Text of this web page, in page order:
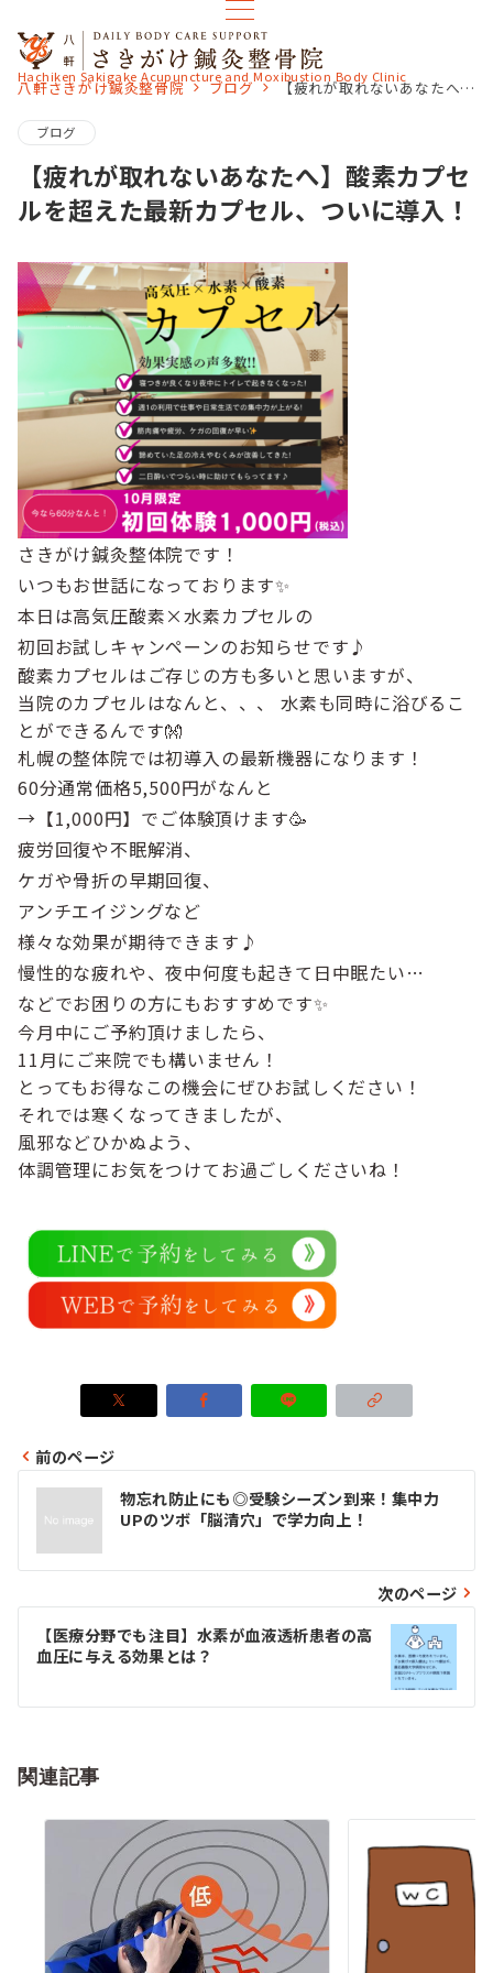
Hachiken Sakigake Acupuncture and Moxibustion Body Clinic
八軒さきがけ鍼灸整骨院 ブログ 【疲れが取れないあなたへ】酸素カプセルを超えた最新カプセル、ついに導入！
ブログ
【疲れが取れないあなたへ】酸素カプセ
ルを超えた最新カプセル、ついに導入！
さきがけ鍼灸整体院です！
いつもお世話になっております✨
本日は高気圧酸素×水素カプセルの
初回お試しキャンペーンのお知らせです♪
酸素カプセルはご存じの方も多いと思いますが、
当院のカプセルはなんと、、、 水素も同時に浴びるこ
とができるんです👐
札幌の整体院では初導入の最新機器になります！
60分通常価格5,500円がなんと
→【1,000円】でご体験頂けます🥳
疲労回復や不眠解消、
ケガや骨折の早期回復、
アンチエイジングなど
様々な効果が期待できます♪
慢性的な疲れや、夜中何度も起きて日中眠たい…
などでお困りの方にもおすすめです✨
今月中にご予約頂けましたら、
11月にご来院でも構いません！
とってもお得なこの機会にぜひお試しください！
それでは寒くなってきましたが、
風邪などひかぬよう、
体調管理にお気をつけてお過ごしくださいね！
投
ナ
ビ
ー
シ
ン
前のページ
物忘れ防止にも◎受験シーズン到来！集中力
UPのツボ「脳清穴」で学力向上！
次のページ
【医療分野でも注目】水素が血液透析患者の高
血圧に与える効果とは？
関連記事